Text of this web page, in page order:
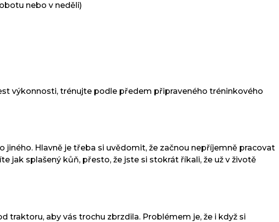
nebo v neděli)
výkonnosti, trénujte podle předem připraveného tréninkového
Hlavně je třeba si uvědomit, že začnou nepříjemně pracovat
jak splašený kůň, přesto, že jste si stokrát říkali, že už v životě
traktoru, aby vás trochu zbrzdila. Problémem je, že i když si